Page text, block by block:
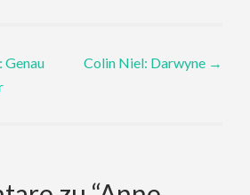
Genau
Colin Niel: Darwyne →